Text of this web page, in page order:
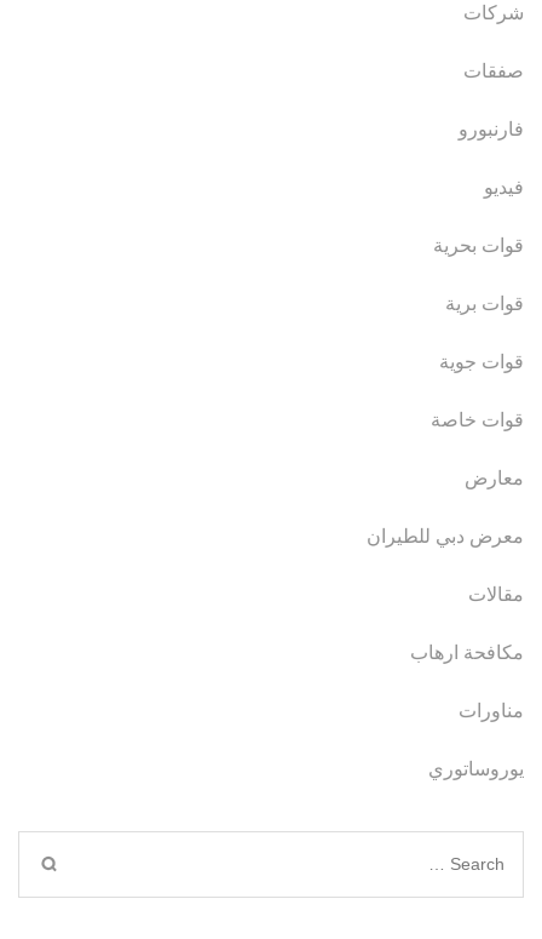
شركات
صفقات
فارنبورو
فيديو
قوات بحرية
قوات برية
قوات جوية
قوات خاصة
معارض
معرض دبي للطيران
مقالات
مكافحة ارهاب
مناورات
يوروساتوري
Search
for: